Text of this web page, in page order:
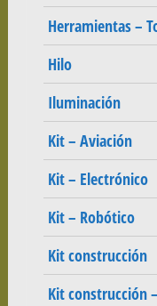
Herramientas –
Hilo
Iluminación
Kit – Aviación
Kit – Electrónico
Kit – Robótico
Kit construcción
Kit construcción